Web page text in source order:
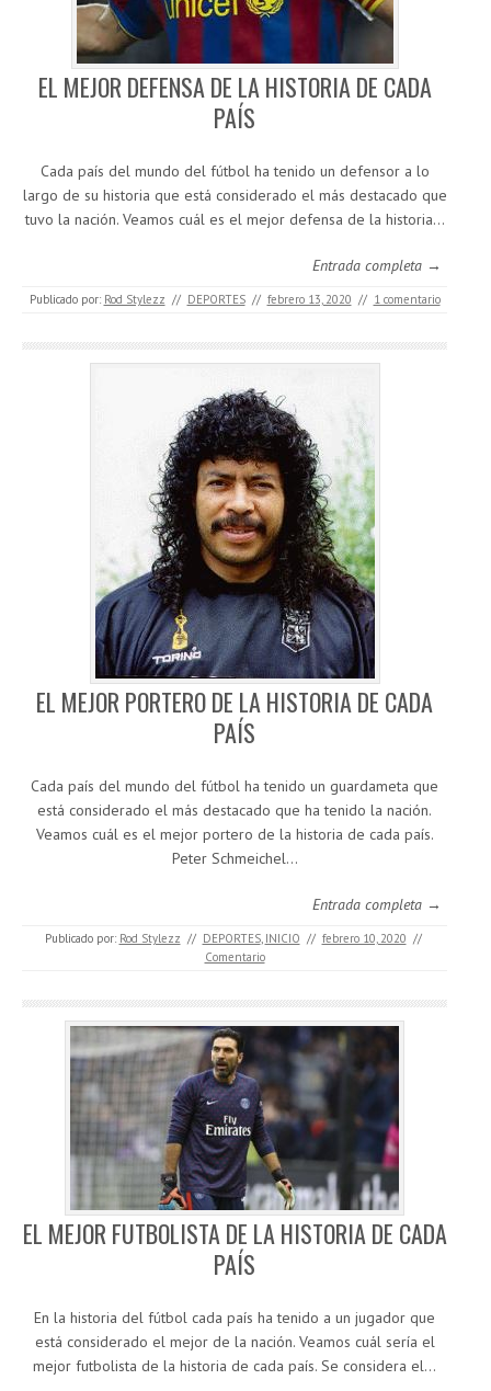
EL MEJOR DEFENSA DE LA HISTORIA DE CADA
PAÍS
Cada país del mundo del fútbol ha tenido un defensor a lo
largo de su historia que está considerado el más destacado que
tuvo la nación. Veamos cuál es el mejor defensa de la historia…
Entrada completa →
Publicado por: Rod Stylezz // DEPORTES // febrero 13, 2020 // 1 comentario
EL MEJOR PORTERO DE LA HISTORIA DE CADA
PAÍS
Cada país del mundo del fútbol ha tenido un guardameta que
está considerado el más destacado que ha tenido la nación.
Veamos cuál es el mejor portero de la historia de cada país.
Peter Schmeichel…
Entrada completa →
Publicado por: Rod Stylezz // DEPORTES, INICIO // febrero 10, 2020 //
Comentario
EL MEJOR FUTBOLISTA DE LA HISTORIA DE CADA
PAÍS
En la historia del fútbol cada país ha tenido a un jugador que
está considerado el mejor de la nación. Veamos cuál sería el
mejor futbolista de la historia de cada país. Se considera el…